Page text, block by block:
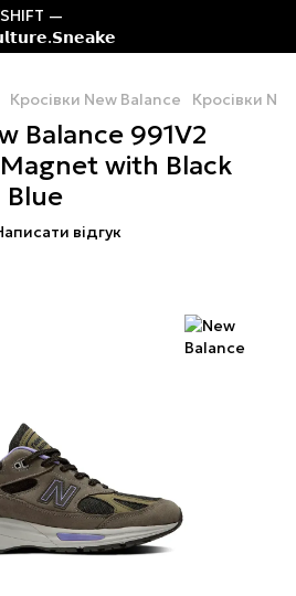
Кросівки New Balance Кросівки
Balance 991V2
with Black
Blue
відгук